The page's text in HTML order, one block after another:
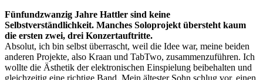
Fünfundzwanzig Jahre Hattler sind keine
Selbstverständlichkeit. Manches Soloprojekt übersteht kaum
die ersten zwei, drei Konzertauftritte.
Absolut, ich bin selbst überrascht, weil die Idee war, meine beiden
anderen Projekte, also Kraan und TabTwo, zusammenzuführen. Ich
wollte die Ästhetik der elektronischen Einspielung beibehalten und
gleichzeitig eine richtige Band. Mein ältester Sohn schlug vor, einen